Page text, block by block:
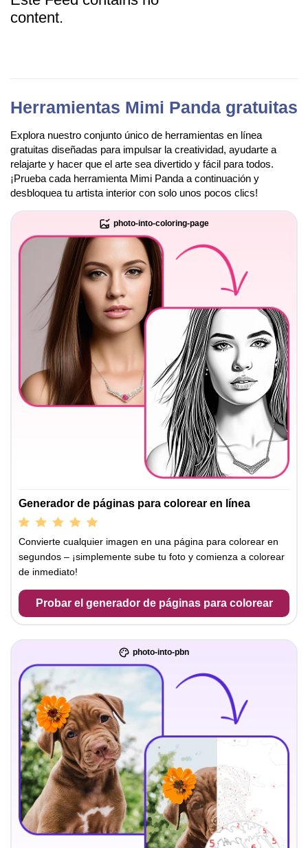
content.
Herramientas Mimi Panda gratuitas
Explora nuestro conjunto único de herramientas en línea
gratuitas diseñadas para impulsar la creatividad, ayudarte a
relajarte y hacer que el arte sea divertido y fácil para todos.
¡Prueba cada herramienta Mimi Panda a continuación y
desbloquea tu artista interior con solo unos pocos clics!
photo-into-coloring-page
Generador de páginas para colorear en línea
Convierte cualquier imagen en una página para colorear en
segundos – ¡simplemente sube tu foto y comienza a colorear
de inmediato!
Probar el generador de páginas para colorear
photo-into-pbn